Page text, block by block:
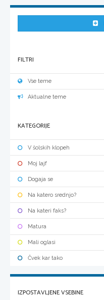
FILTRI
Vse teme
Aktualne teme
KATEGORIJE
V šolskih klopeh
Moj lajf
Dogaja se
Na katero srednjo?
Na kateri faks?
Matura
Mali oglasi
Čvek kar tako
IZPOSTAVLJENE VSEBINE